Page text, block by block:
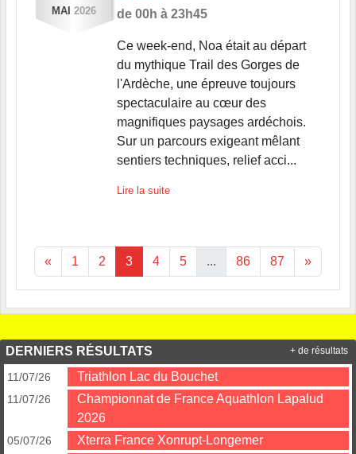
MAI 2026 de 00h à 23h45
Ce week-end, Noa était au départ
du mythique Trail des Gorges de
l'Ardèche, une épreuve toujours
spectaculaire au cœur des
magnifiques paysages ardéchois.
Sur un parcours exigeant mêlant
sentiers techniques, relief acci...
Lire la suite
« 1 2 3 4 5 ... 86 87 »
DERNIERS RÉSULTATS
11/07/26 Triathlon Lac du Bouchet
11/07/26
Championnat de France Aquathlon Lapalud
2026
05/07/26 Xterra France Xonrupt-Longemer
+ de résultats